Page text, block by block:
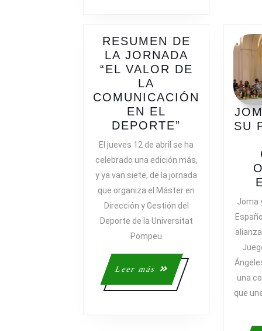
RESUMEN DE
LA JORNADA
“EL VALOR DE
LA
COMUNICACIÓN
EN EL
DEPORTE” RESUMEN
DE
JORNADA
“EL
VALOR
DE
LA
EN
EL
DEPORTE”
El jueves 12 de abril se ha
celebrado una edición más,
y ya van siete, de la jornada
que organiza el Máster en
Dirección y Gestión del
Deporte de la Universitat
Pompeu
Leer más
Leer
más
SU
Joma
una
que